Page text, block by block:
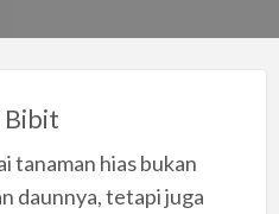
Bibit
tanaman hias bukan
daunnya, tetapi juga